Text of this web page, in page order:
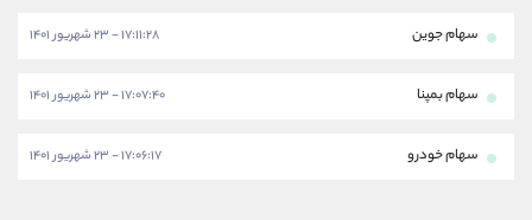
سهام جوین ۱۷:۱۱:۲۸ - ۲۳ شهریور ۱۴۰۱
سهام بمپنا ۱۷:۰۷:۴۰ - ۲۳ شهریور ۱۴۰۱
سهام خودرو ۱۷:۰۶:۱۷ - ۲۳ شهریور ۱۴۰۱